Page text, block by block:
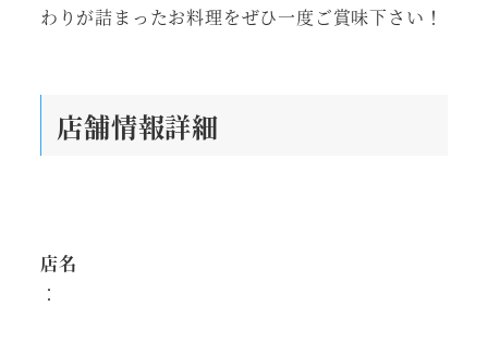
わりが詰まったお料理をぜひ一度ご賞味下さい！
店舗情報詳細
店名
：